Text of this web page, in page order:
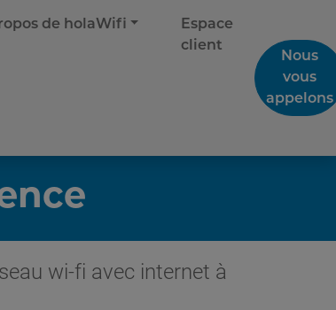
de holaWifi
Espace
client
Nous
vous
appelons
wi-fi avec internet à